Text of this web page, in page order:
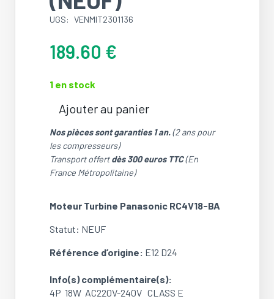
UGS: VENMIT2301136
189.60 €
1 en stock
quantité
de
Moteur
Turbine
Panasonic
(NEUF)
Ajouter au panier
Nos pièces sont garanties 1 an.(2 ans pour
les compresseurs)
Transport offertdès 300 euros TTC(En
France Métropolitaine)
Moteur Turbine Panasonic RC4V18-BA
Statut: NEUF
Référence d’origine: E12 D24
Info(s) complémentaire(s):
4P 18W AC220V-240V CLASS E